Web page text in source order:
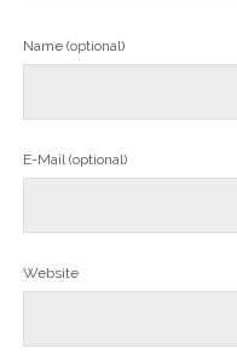
Name (optional)
E-Mail (optional)
Website